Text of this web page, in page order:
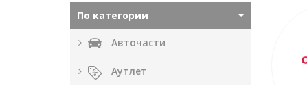
По категории
Авточасти
Аутлет